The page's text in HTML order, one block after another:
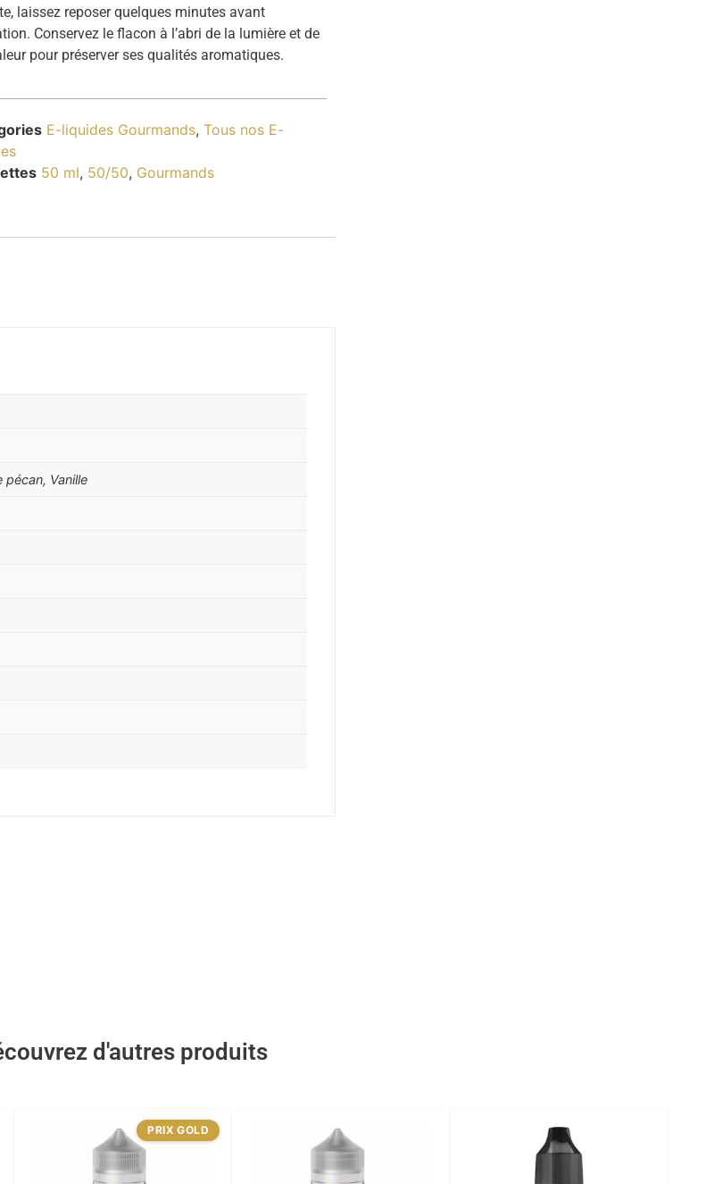
laissez reposer quelques minutes avant
Conservez le flacon à l’abri de la lumière et de
pour préserver ses qualités aromatiques.
E-liquides Gourmands,Tous nos E-
50 ml, 50/50, Gourmands
pécan, Vanille
d'autres produits
PRIX GOLD